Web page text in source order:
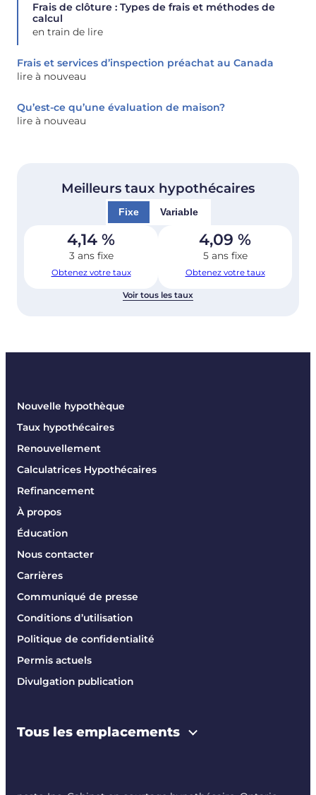
Frais de clôture : Types de frais et méthodes de
calcul
en train de lire
Frais et services d’inspection préachat au Canada
lire à nouveau
Qu’est-ce qu’une évaluation de maison?
lire à nouveau
Meilleurs taux hypothécaires
Fixe Variable
4,14 %
3 ans fixe
Obtenez votre taux
4,09 %
5 ans fixe
Obtenez votre taux
Voir tous les taux
Nouvelle hypothèque
Taux hypothécaires
Renouvellement
Calculatrices Hypothécaires
Refinancement
À propos
Éducation
Nous contacter
Carrières
Communiqué de presse
Conditions d’utilisation
Politique de confidentialité
Permis actuels
Divulgation publication
Tous les emplacements